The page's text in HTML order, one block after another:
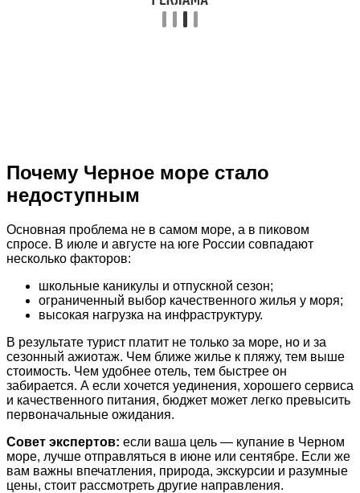
Почему Черное море стало
недоступным
Основная проблема не в самом море, а в пиковом
спросе. В июле и августе на юге России совпадают
несколько факторов:
школьные каникулы и отпускной сезон;
ограниченный выбор качественного жилья у моря;
высокая нагрузка на инфраструктуру.
В результате турист платит не только за море, но и за
сезонный ажиотаж. Чем ближе жилье к пляжу, тем выше
стоимость. Чем удобнее отель, тем быстрее он
забирается. А если хочется уединения, хорошего сервиса
и качественного питания, бюджет может легко превысить
первоначальные ожидания.
Совет экспертов: если ваша цель — купание в Черном
море, лучше отправляться в июне или сентябре. Если же
вам важны впечатления, природа, экскурсии и разумные
цены, стоит рассмотреть другие направления.